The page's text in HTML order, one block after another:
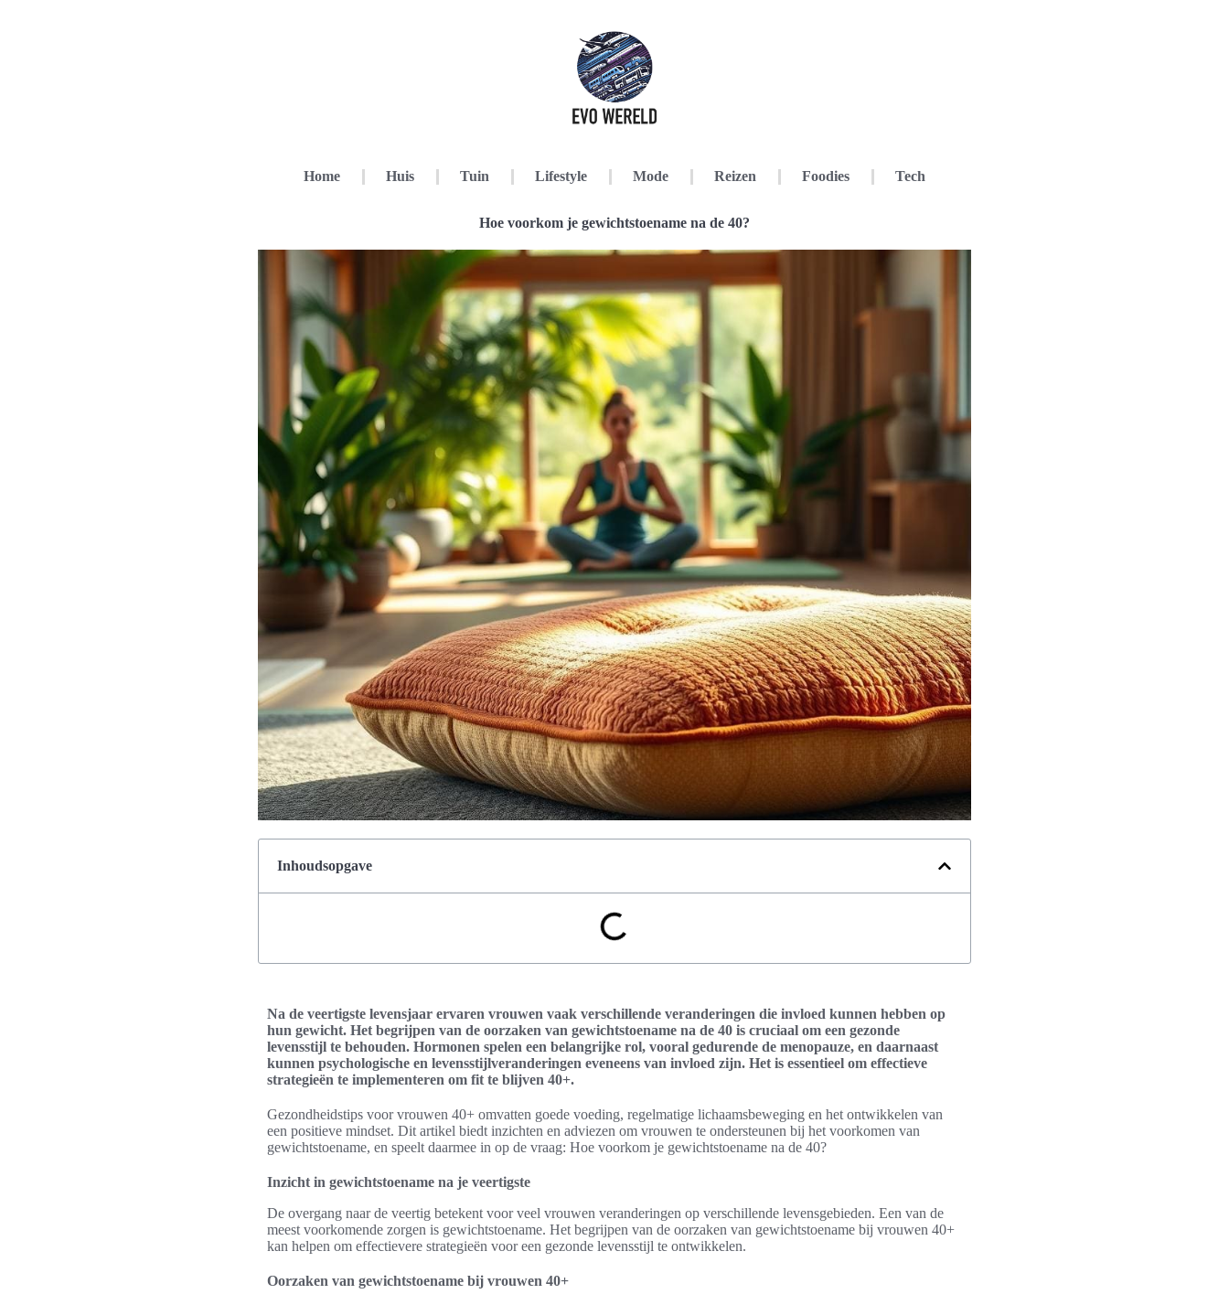
Home Huis Tuin Lifestyle Mode Reizen Foodies Tech
Hoe voorkom je gewichtstoename na de 40?
Inhoudsopgave
Na de veertigste levensjaar ervaren vrouwen vaak verschillende veranderingen die invloed kunnen hebben op
hun gewicht. Het begrijpen van de oorzaken van gewichtstoename na de 40 is cruciaal om een gezonde
levensstijl te behouden. Hormonen spelen een belangrijke rol, vooral gedurende de menopauze, en daarnaast
kunnen psychologische en levensstijlveranderingen eveneens van invloed zijn. Het is essentieel om effectieve
strategieën te implementeren om fit te blijven 40+.
Gezondheidstips voor vrouwen 40+ omvatten goede voeding, regelmatige lichaamsbeweging en het ontwikkelen van
een positieve mindset. Dit artikel biedt inzichten en adviezen om vrouwen te ondersteunen bij het voorkomen van
gewichtstoename, en speelt daarmee in op de vraag: Hoe voorkom je gewichtstoename na de 40?
Inzicht in gewichtstoename na je veertigste
De overgang naar de veertig betekent voor veel vrouwen veranderingen op verschillende levensgebieden. Een van de
meest voorkomende zorgen is gewichtstoename. Het begrijpen van de oorzaken van gewichtstoename bij vrouwen 40+
kan helpen om effectievere strategieën voor een gezonde levensstijl te ontwikkelen.
Oorzaken van gewichtstoename bij vrouwen 40+